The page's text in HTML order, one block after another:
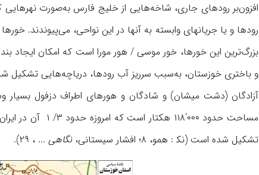
افزون‌بر رودهای جاری، شاخه‌هایی از خلیج فارس به‌صورت
رودها و یا جریانهای وابسته به آ‌نها در این نواحی، می‌پیوندند.
مساحت حدود
تشکیل شده است (نک‍ : همو، ۸؛ افشار سیستانی،
نگاهی ... ، ۲۹).